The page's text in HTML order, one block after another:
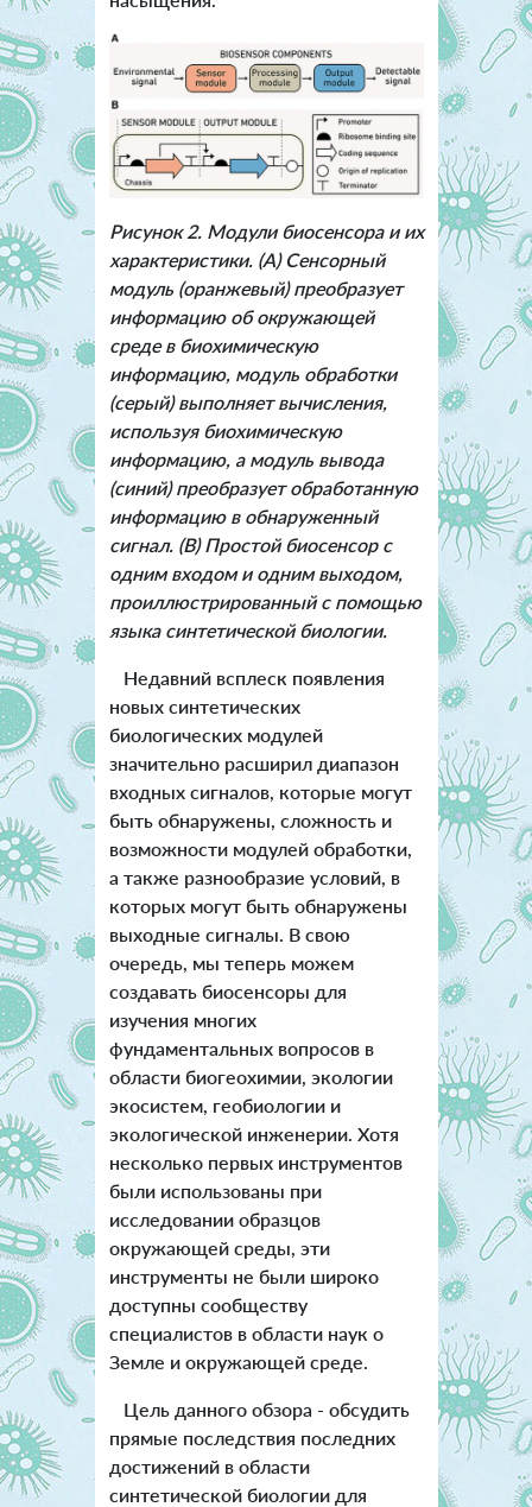
Рисунок 2. Модули биосенсора и их
характеристики. (A) Сенсорный
модуль (оранжевый) преобразует
информацию об окружающей
среде в биохимическую
информацию, модуль обработки
(серый) выполняет вычисления,
используя биохимическую
информацию, а модуль вывода
(синий) преобразует обработанную
информацию в обнаруженный
сигнал. (B) Простой биосенсор с
одним входом и одним выходом,
проиллюстрированный с помощью
языка синтетической биологии.
Недавний всплеск появления
новых синтетических
биологических модулей
значительно расширил диапазон
входных сигналов, которые могут
быть обнаружены, сложность и
возможности модулей обработки,
а также разнообразие условий, в
которых могут быть обнаружены
выходные сигналы. В свою
очередь, мы теперь можем
создавать биосенсоры для
изучения многих
фундаментальных вопросов в
области биогеохимии, экологии
экосистем, геобиологии и
экологической инженерии. Хотя
несколько первых инструментов
были использованы при
исследовании образцов
окружающей среды, эти
инструменты не были широко
доступны сообществу
специалистов в области наук о
Земле и окружающей среде.
Цель данного обзора - обсудить
прямые последствия последних
достижений в области
синтетической биологии для